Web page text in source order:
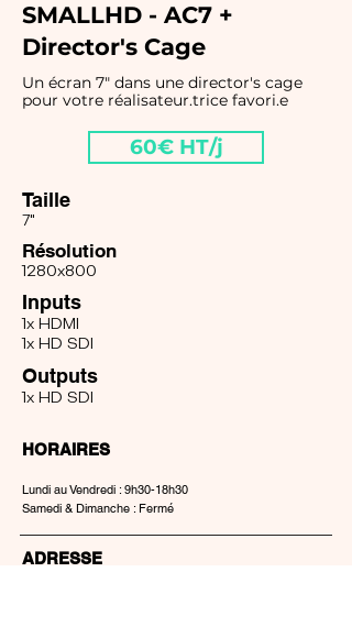
SMALLHD - AC7 +
Director's Cage
Un écran 7" dans une director's cage
pour votre réalisateur.trice favori.e
60€ HT/j
Taille
7"
Résolution
1280x800
Inputs
1x HDMI
1x HD SDI
Outputs
1x HD SDI
HORAIRES
Lundi au Vendredi : 9h30-18h30
Samedi & Dimanche : Fermé
ADRESSE